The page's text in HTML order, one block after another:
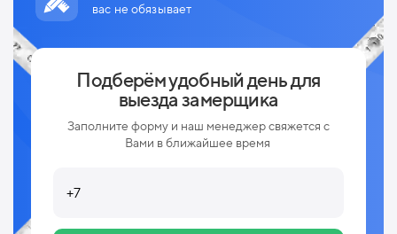
вас не обязывает
Подберём удобный день для
выезда замерщика
Заполните форму и наш менеджер свяжется с
Вами в ближайшее время